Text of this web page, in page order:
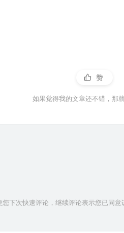
赞
如果觉得我的文章还不错，那
下次快速评论，继续评论表示您已同意